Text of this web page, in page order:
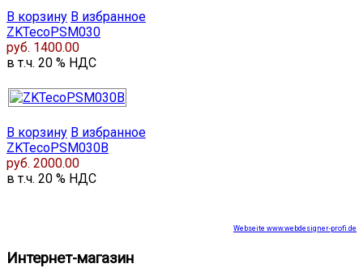
В корзину В избранное
ZKTecoPSM030
руб. 1400.00
в т.ч. 20 % НДС
В корзину В избранное
ZKTecoPSM030B
руб. 2000.00
в т.ч. 20 % НДС
Webseite www.webdesigner-profi.de
Интернет-магазин